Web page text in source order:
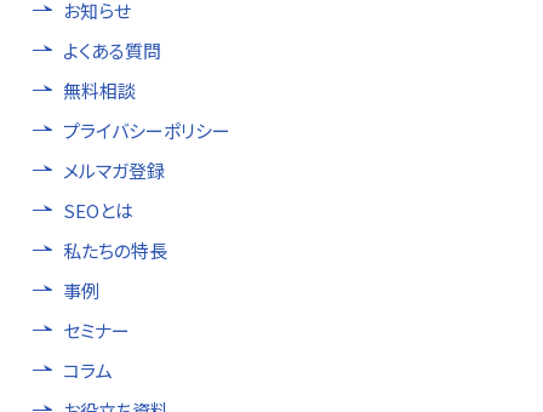
お知らせ
よくある質問
無料相談
プライバシーポリシー
メルマガ登録
SEOとは
私たちの特長
事例
セミナー
コラム